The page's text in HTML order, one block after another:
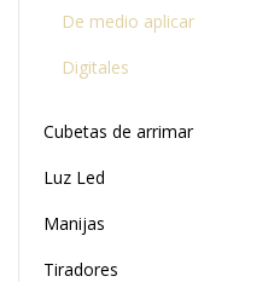
De medio aplicar
Digitales
Cubetas de arrimar
Luz Led
Manijas
Tiradores